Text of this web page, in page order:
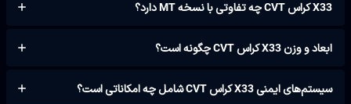
X33 کراس CVT چه تفاوتی با نسخه MT دارد؟
ابعاد و وزن X33 کراس CVT چگونه است؟
سیستم‌های ایمنی X33 کراس CVT شامل چه امکاناتی است؟